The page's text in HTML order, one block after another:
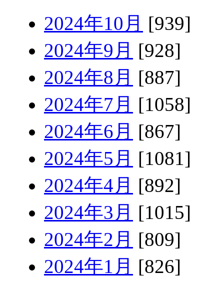
2024年10月 [939]
2024年9月 [928]
2024年8月 [887]
2024年7月 [1058]
2024年6月 [867]
2024年5月 [1081]
2024年4月 [892]
2024年3月 [1015]
2024年2月 [809]
2024年1月 [826]